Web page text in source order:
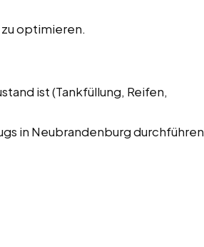
optimieren.
ist (Tankfüllung, Reifen,
in Neubrandenburg durchführen